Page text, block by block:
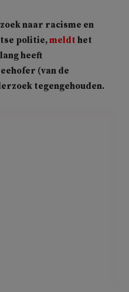
naar racisme en
politie,meldt het
heeft
(van de
tegengehouden.